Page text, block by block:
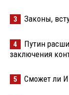
3 Законы,
4
Путин
заключения
5 Сможет ли